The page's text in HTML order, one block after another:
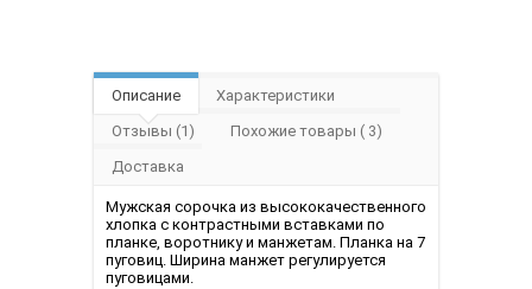
Описание
Характеристики
Отзывы (1)
Похожие товары ( 3)
Доставка
Мужская сорочка из высококачественного
хлопка с контрастными вставками по
планке, воротнику и манжетам. Планка на 7
пуговиц. Ширина манжет регулируется
пуговицами.